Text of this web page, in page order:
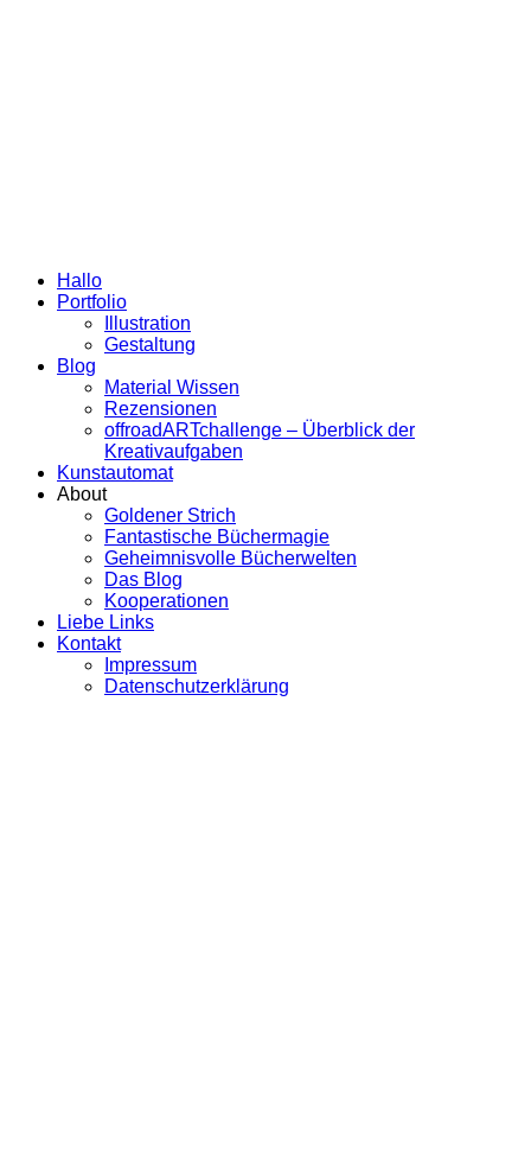
Hallo
Portfolio
Illustration
Gestaltung
Blog
Material Wissen
Rezensionen
offroadARTchallenge – Überblick der
Kreativaufgaben
Kunstautomat
About
Goldener Strich
Fantastische Büchermagie
Geheimnisvolle Bücherwelten
Das Blog
Kooperationen
Liebe Links
Kontakt
Impressum
Datenschutzerklärung